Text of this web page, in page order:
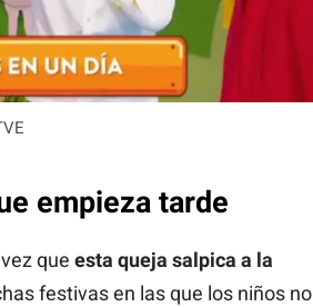
empieza tarde
que esta queja salpica a la
festivas en las que los niños no